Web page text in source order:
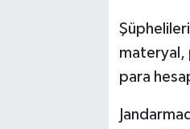
materyal,
para